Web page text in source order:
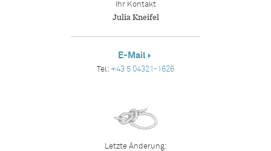
Ihr Kontakt
Julia Kneifel
E-Mail
Tel: +43 5 04321-1626
Letzte Änderung: